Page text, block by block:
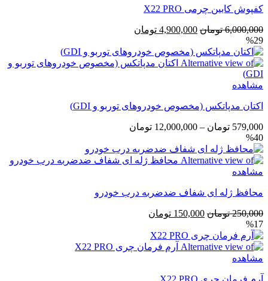
کفپوش کابین چرمی X22 PRO
6,000,000 تومان قیمت
6,000,000 تومان
بود.
4,900,000 تومان
4,900,000 تومان
است.
%29
مشاهده
اکتان مدپاتکس (مخصوص خودروهای توربو و GDI)
579,000 تومان –
12,000,000 تومان
579,000 تومان
تا
%40
مشاهده
محافظ ژله ای شفاف ضد‌ضربه درب خودرو
250,000 تومان قیمت
250,000 تومان
بود.
150,000 تومان
است.
%17
مشاهده
آرم فرمان چری X22 PRO